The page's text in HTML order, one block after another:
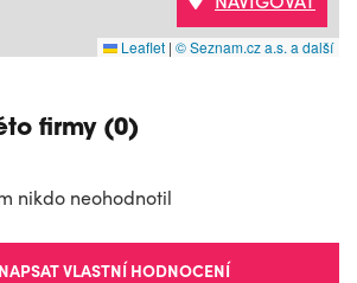
Leaflet | © Seznam.cz a.s. a další
firmy (0)
nikdo neohodnotil
VLASTNÍ HODNOCENÍ